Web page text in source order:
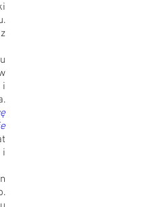
i
i